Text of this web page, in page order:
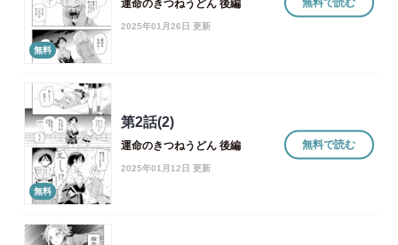
無料
運命のきつねうどん 後編
2025年01月26日 更新
無料
第2話(2)
運命のきつねうどん 後編
2025年01月12日 更新
無料で読む